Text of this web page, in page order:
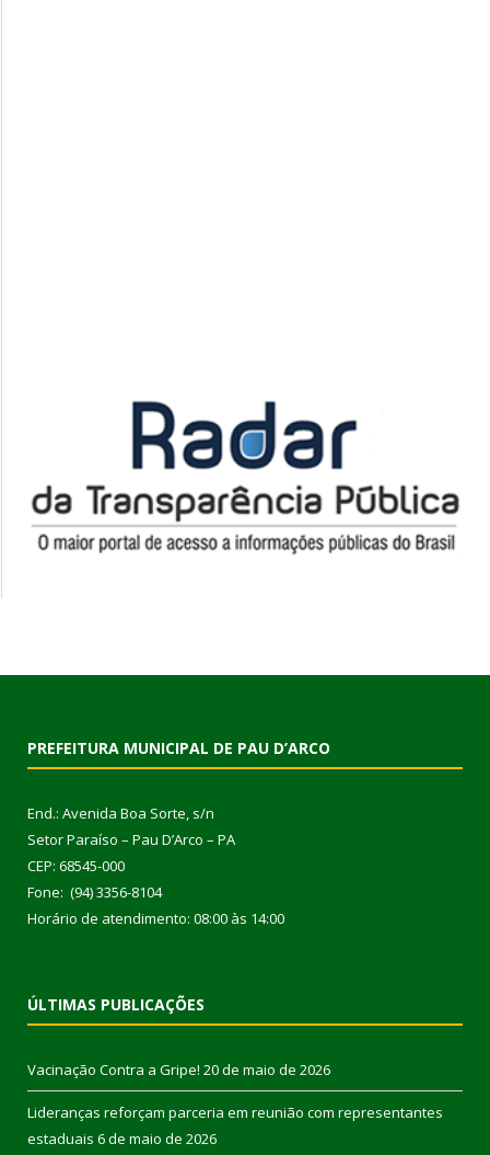
PREFEITURA MUNICIPAL DE PAU D’ARCO
End.: Avenida Boa Sorte, s/n
Setor Paraíso – Pau D’Arco – PA
CEP: 68545-000
Fone: (94) 3356-8104
Horário de atendimento: 08:00 às 14:00
ÚLTIMAS PUBLICAÇÕES
Vacinação Contra a Gripe! 20 de maio de 2026
Lideranças reforçam parceria em reunião com representantes
estaduais 6 de maio de 2026